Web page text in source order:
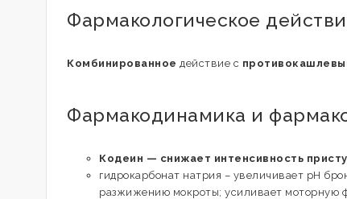
Фармакологическое
Комбинированное действие с
Фармакодинамика и
Кодеин — снижает интенсивность
гидрокарбонат натрия – увеличивает pH
разжижению мокроты; усиливает моторную